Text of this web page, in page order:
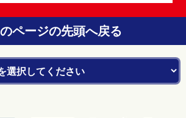
ページの先頭へ戻る